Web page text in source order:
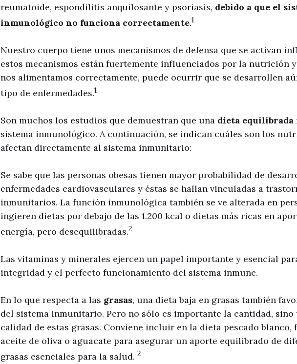
reumatoide, espondilitis anquilosante y psoriasis, debido a que el
inmunológico no funciona correctamente.1
Nuestro cuerpo tiene unos mecanismos de defensa que se activan
estos mecanismos están fuertemente influenciados por la nutrición
nos alimentamos correctamente, puede ocurrir que se desarrollen
tipo de enfermedades.1
Son muchos los estudios que demuestran que una dieta equilibrada
sistema inmunológico. A continuación, se indican cuáles son los
afectan directamente al sistema inmunitario:
Se sabe que las personas obesas tienen mayor probabilidad de
enfermedades cardiovasculares y éstas se hallan vinculadas a
inmunitarios. La función inmunológica también se ve alterada en
ingieren dietas por debajo de las 1.200 kcal o dietas más ricas en
energía, pero desequilibradas.2
Las vitaminas y minerales ejercen un papel importante y esencial
integridad y el perfecto funcionamiento del sistema inmune.
En lo que respecta a las grasas, una dieta baja en grasas también
del sistema inmunitario. Pero no sólo es importante la cantidad, sino
calidad de estas grasas. Conviene incluir en la dieta pescado blanco,
aceite de oliva o aguacate para asegurar un aporte equilibrado de
grasas esenciales para la salud. 2